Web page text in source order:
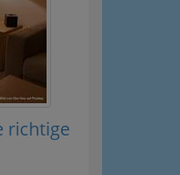
richtige